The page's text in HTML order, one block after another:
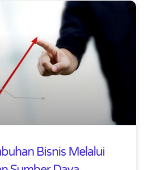
Bisnis Melalui